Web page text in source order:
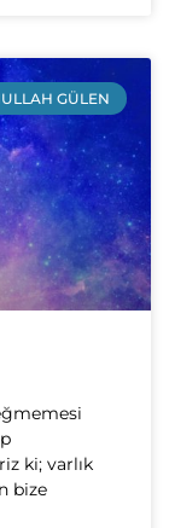
GÜLEN
ki; varlık
bize